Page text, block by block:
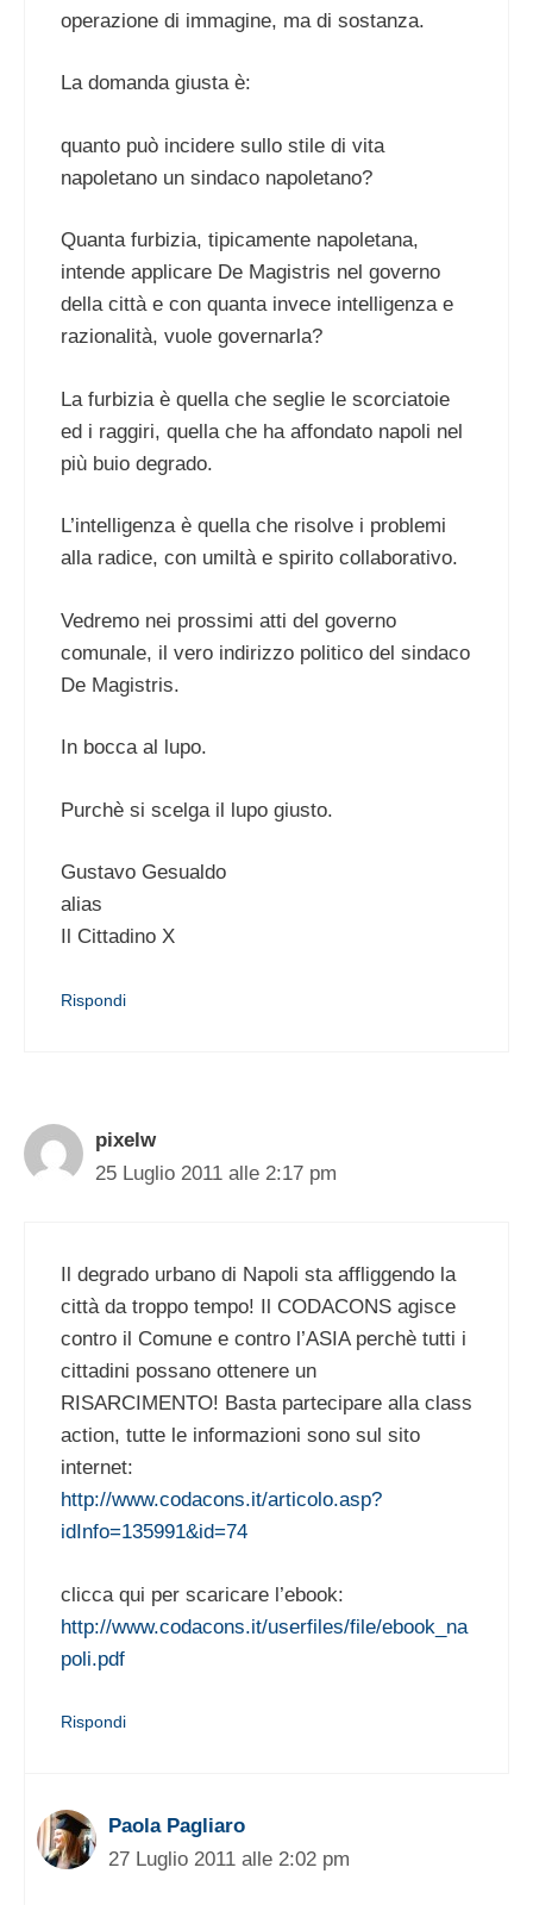
operazione di immagine, ma di sostanza.
La domanda giusta è:
quanto può incidere sullo stile di vita
napoletano un sindaco napoletano?
Quanta furbizia, tipicamente napoletana,
intende applicare De Magistris nel governo
della città e con quanta invece intelligenza e
razionalità, vuole governarla?
La furbizia è quella che seglie le scorciatoie
ed i raggiri, quella che ha affondato napoli nel
più buio degrado.
L’intelligenza è quella che risolve i problemi
alla radice, con umiltà e spirito collaborativo.
Vedremo nei prossimi atti del governo
comunale, il vero indirizzo politico del sindaco
De Magistris.
In bocca al lupo.
Purchè si scelga il lupo giusto.
Gustavo Gesualdo
alias
Il Cittadino X
Rispondi
pixelw
25 Luglio 2011 alle 2:17 pm
Il degrado urbano di Napoli sta affliggendo la
città da troppo tempo! Il CODACONS agisce
contro il Comune e contro l’ASIA perchè tutti i
cittadini possano ottenere un
RISARCIMENTO! Basta partecipare alla class
action, tutte le informazioni sono sul sito
internet:
http://www.codacons.it/articolo.asp?
idInfo=135991&id=74
clicca qui per scaricare l’ebook:
http://www.codacons.it/userfiles/file/ebook_na
poli.pdf
Rispondi
Paola Pagliaro
27 Luglio 2011 alle 2:02 pm